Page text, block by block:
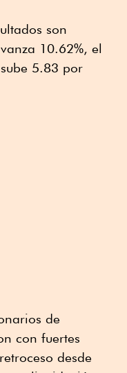
son
10.62%, el
5.83 por
de
con fuertes
desde